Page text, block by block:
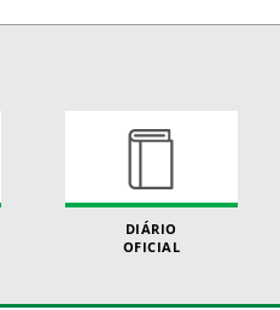
DIÁRIO
OFICIAL